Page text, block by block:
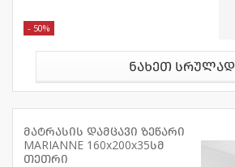
- 50%
ნახეთ სრულად
მატრასის დამცავი ზეწარი
MARIANNE 160x200x35სმ
თეთრი